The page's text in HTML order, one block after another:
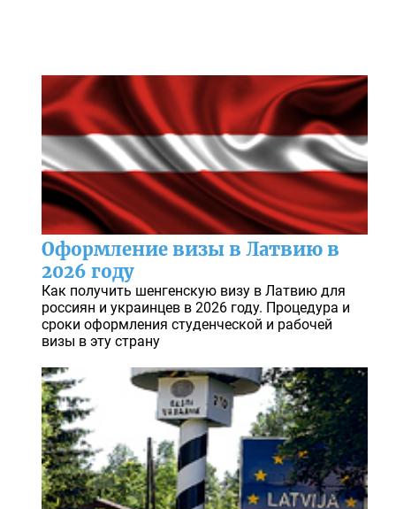
Оформление визы в Латвию в
2026 году
Как получить шенгенскую визу в Латвию для
россиян и украинцев в 2026 году. Процедура и
сроки оформления студенческой и рабочей
визы в эту страну